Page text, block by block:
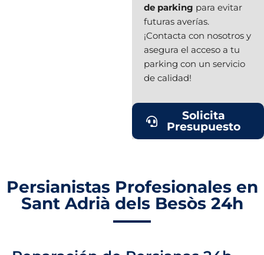
de parking para evitar
futuras averías.
¡Contacta con nosotros y
asegura el acceso a tu
parking con un servicio
de calidad!
Solicita
Presupuesto
Persianistas Profesionales en
Sant Adrià dels Besòs 24h